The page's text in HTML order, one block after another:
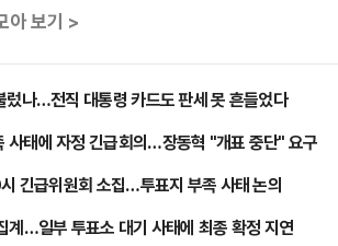
아 보기 >
렀나…전직 대통령 카드도 판세 못 흔들었다
사태에 자정 긴급회의…장동혁 "개표 중단" 요구
긴급위원회 소집…투표지 부족 사태 논의
…일부 투표소 대기 사태에 최종 확정 지연